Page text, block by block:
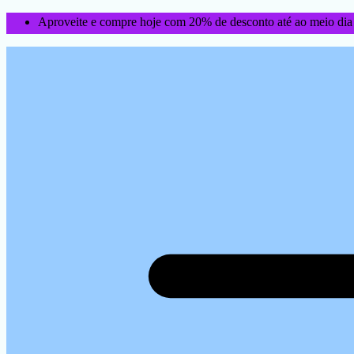
Aproveite e compre hoje com 20% de desconto até ao meio